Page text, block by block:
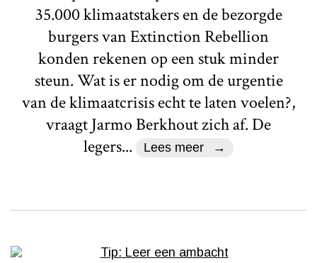
35.000 klimaatstakers en de bezorgde
burgers van Extinction Rebellion
konden rekenen op een stuk minder
steun. Wat is er nodig om de urgentie
van de klimaatcrisis echt te laten voelen?,
vraagt Jarmo Berkhout zich af. De
legers...
Lees meer